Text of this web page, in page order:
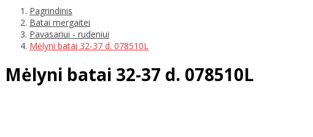
Pagrindinis
Batai mergaitei
Pavasariui - rudeniui
Mėlyni batai 32-37 d. 078510L
Mėlyni batai 32-37 d. 078510L